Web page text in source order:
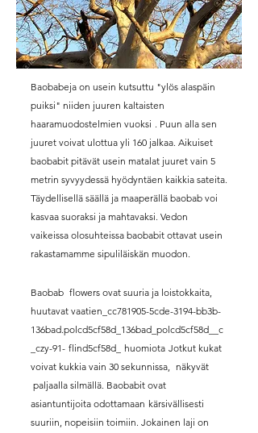
Baobabeja on usein kutsuttu "ylös alaspäin
puiksi" niiden juuren kaltaisten
haaramuodostelmien vuoksi
. Puun alla sen
juuret voivat ulottua yli 160 jalkaa. Aikuiset
baobabit pitävät usein matalat juuret vain 5
metrin syvyydessä hyödyntäen kaikkia sateita.
Täydellisellä säällä ja maaperällä baobab voi
kasvaa suoraksi ja mahtavaksi. Vedon
vaikeissa olosuhteissa baobabit ottavat usein
rakastamamme sipuliläiskän muodon.
Baobab flowers ovat suuria ja loistokkaita,
huutavat vaatien_cc781905-5cde-3194-bb3b-
136bad.polcd5cf58d_136bad_polcd5cf58d__c
_czy-91- flind5cf58d_ huomiota Jotkut kukat
voivat kukkia vain 30 sekunnissa,
näkyvät
paljaalla silmällä. Baobabit ovat
asiantuntijoita odottamaan kärsivällisesti
suuriin, nopeisiin toimiin. Jokainen laji on